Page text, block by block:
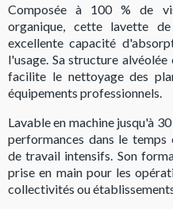
Composée à 100 % de
organique, cette lavette
excellente capacité
l'usage. Sa structure
facilite le nettoyage des
équipements professionnels.
Lavable en machine jusqu'à
performances dans le temps
de travail intensifs. Son
prise en main pour les
collectivités ou établissements